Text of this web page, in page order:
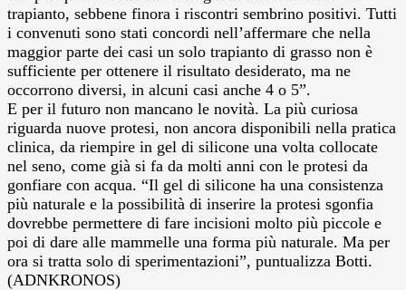
trapianto, sebbene finora i riscontri sembrino positivi. Tutti
i convenuti sono stati concordi nell’affermare che nella
maggior parte dei casi un solo trapianto di grasso non è
sufficiente per ottenere il risultato desiderato, ma ne
occorrono diversi, in alcuni casi anche 4 o 5”.
E per il futuro non mancano le novità. La più curiosa
riguarda nuove protesi, non ancora disponibili nella pratica
clinica, da riempire in gel di silicone una volta collocate
nel seno, come già si fa da molti anni con le protesi da
gonfiare con acqua. “Il gel di silicone ha una consistenza
più naturale e la possibilità di inserire la protesi sgonfia
dovrebbe permettere di fare incisioni molto più piccole e
poi di dare alle mammelle una forma più naturale. Ma per
ora si tratta solo di sperimentazioni”, puntualizza Botti.
(ADNKRONOS)